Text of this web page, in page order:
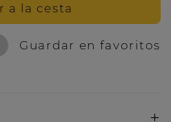
a la cesta
Guardar en favoritos